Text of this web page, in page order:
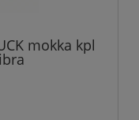
mokka kpl